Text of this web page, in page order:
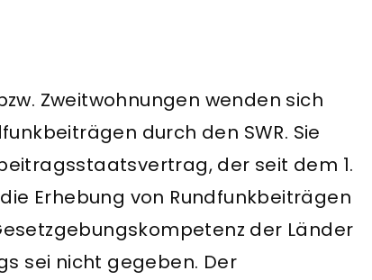
Zweitwohnungen wenden sich
durch den SWR. Sie
der seit dem 1.
Erhebung von Rundfunkbeiträgen
der Länder
sei nicht gegeben. Der